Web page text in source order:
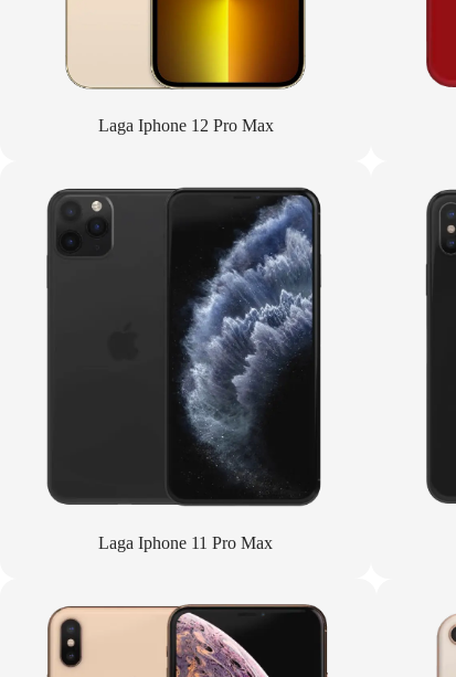
Laga Iphone 12 Pro Max
Laga Iphone 11 Pro Max